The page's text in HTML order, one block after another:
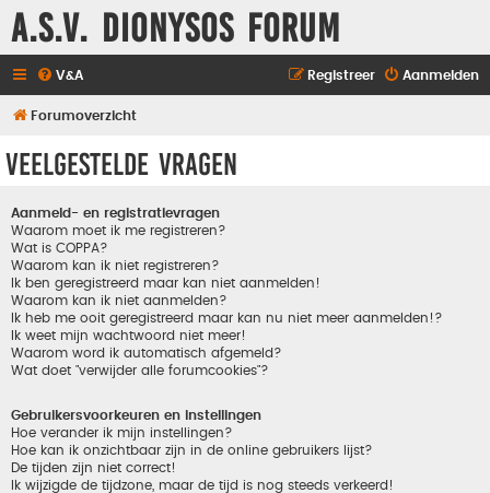
A.S.V. Dionysos Forum
V&A Aanmelden
Registreer
Forumoverzicht
Veelgestelde vragen
Aanmeld- en registratievragen
Waarom moet ik me registreren?
Wat is COPPA?
Waarom kan ik niet registreren?
Ik ben geregistreerd maar kan niet aanmelden!
Waarom kan ik niet aanmelden?
Ik heb me ooit geregistreerd maar kan nu niet meer aanmelden!?
Ik weet mijn wachtwoord niet meer!
Waarom word ik automatisch afgemeld?
Wat doet "verwijder alle forumcookies"?
Gebruikersvoorkeuren en instellingen
Hoe verander ik mijn instellingen?
Hoe kan ik onzichtbaar zijn in de online gebruikers lijst?
De tijden zijn niet correct!
Ik wijzigde de tijdzone, maar de tijd is nog steeds verkeerd!